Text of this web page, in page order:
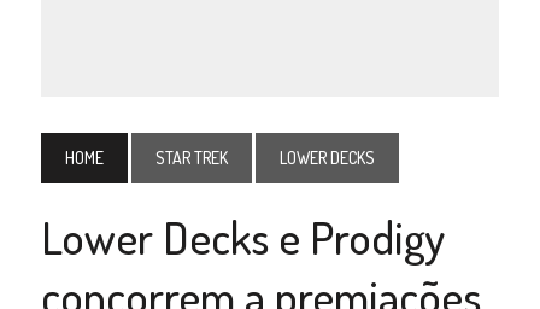
HOME STAR TREK LOWER DECKS
Lower Decks e Prodigy
concorrem a premiações